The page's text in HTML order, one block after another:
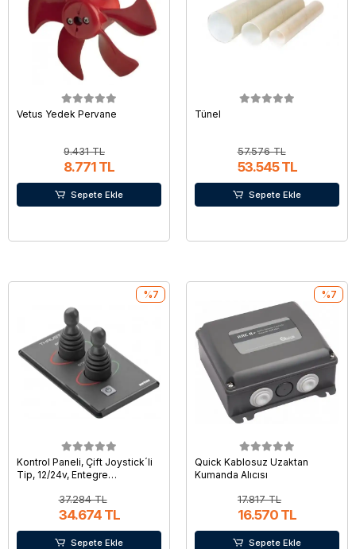
Vetus Yedek Pervane
9.431 TL
8.771 TL
Sepete Ekle
Tünel
57.576 TL
53.545 TL
Sepete Ekle
Kontrol Paneli, Çift Joystick´li
Tip, 12/24v, Entegre
37.284 TL
34.674 TL
%7
Sepete Ekle
Quick Kablosuz Uzaktan
Kumanda Alıcısı
17.817 TL
16.570 TL
%7
Sepete Ekle